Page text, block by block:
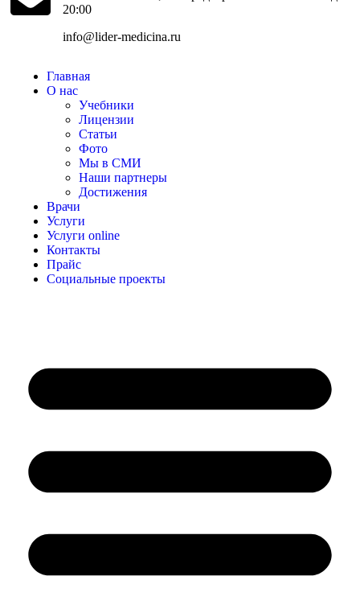
20:00
info@lider-medicina.ru
Главная
О нас
Учебники
Лицензии
Статьи
Фото
Мы в СМИ
Наши партнеры
Достижения
Врачи
Услуги
Услуги online
Контакты
Прайс
Социальные проекты